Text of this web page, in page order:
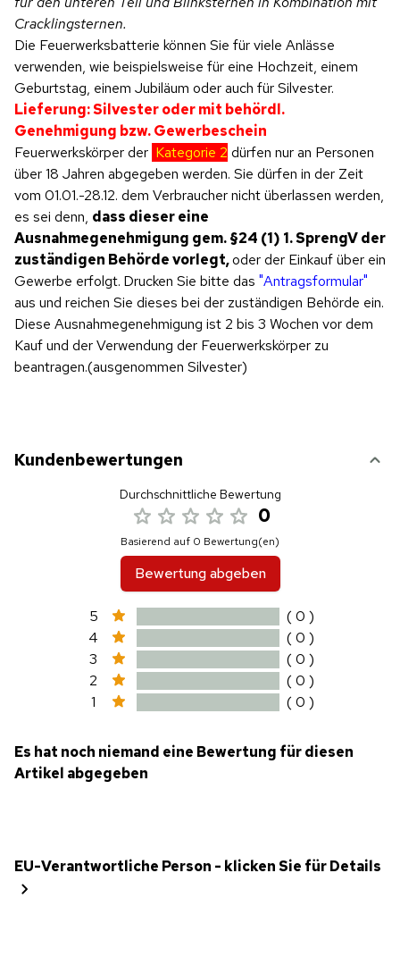
Cracklingsternen.
Die Feuerwerksbatterie können Sie für viele Anlässe
verwenden, wie beispielsweise für eine Hochzeit, einem
Geburtstag, einem Jubiläum oder auch für Silvester.
Lieferung: Silvester oder mit behördl.
Genehmigung bzw. Gewerbeschein
Feuerwerkskörper der Kategorie 2 dürfen nur an Personen
über 18 Jahren abgegeben werden. Sie dürfen in der Zeit
vom 01.01.-28.12. dem Verbraucher nicht überlassen werden,
es sei denn, dass dieser eine
Ausnahmegenehmigung gem. §24 (1) 1. SprengV der
zuständigen Behörde vorlegt,oder der Einkauf über ein
Gewerbe erfolgt. Drucken Sie bitte das "Antragsformular"
aus und reichen Sie dieses bei der zuständigen Behörde ein.
Diese Ausnahmegenehmigung ist 2 bis 3 Wochen vor dem
Kauf und der Verwendung der Feuerwerkskörper zu
beantragen.(ausgenommen Silvester)
Kundenbewertungen
Durchschnittliche Bewertung
0
Basierend auf 0 Bewertung(en)
Bewertung abgeben
5
( 0 )
4
( 0 )
3
( 0 )
2
( 0 )
1
( 0 )
Es hat noch niemand eine Bewertung für diesen
Artikel abgegeben
EU-Verantwortliche Person - klicken Sie für Details